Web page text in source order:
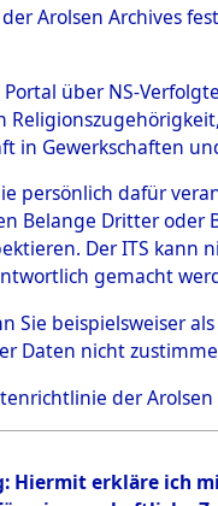
0048
Arolsen Archives
Portal über NS-
in Gewerkschaften
persönlich dafür
Belange Dritter
Der ITS
gemacht
Sie beispielsweiser
Daten nicht
der Arolsen
Hiermit erkläre ich